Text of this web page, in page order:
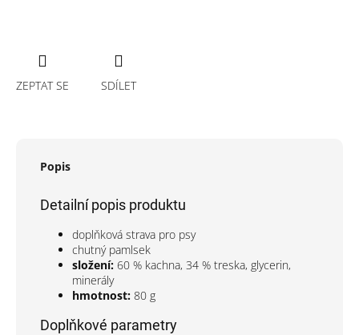
ZEPTAT SE SDÍLET
Popis
Detailní popis produktu
doplňková strava pro psy
chutný pamlsek
složení: 60 % kachna, 34 % treska, glycerin,
minerály
hmotnost: 80 g
Doplňkové parametry